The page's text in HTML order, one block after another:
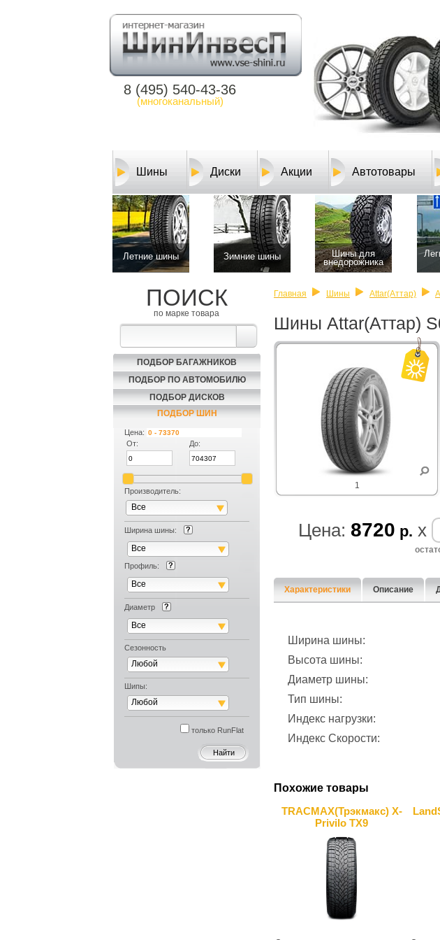
8 (495) 540-43-36
(многоканальный)
Шины Диски Акции Автотовары
Летние шины Зимние шины
Шины для
внедорожника
ПОИСК
по марке товара
ПОДБОР БАГАЖНИКОВ
ПОДБОР ПО АВТОМОБИЛЮ
ПОДБОР ДИСКОВ
ПОДБОР ШИН
Цена:
От:
До:
Производитель:
Все
Ширина шины:
Все
Профиль:
Все
Диаметр
Все
Сезонность
Любой
Шипы:
Любой
только RunFlat
Главная Шины Attar(Аттар)
Шины Attar(Аттар)
1
Цена: 8720 р. x
Характеристики Описание
Ширина шины:
Высота шины:
Диаметр шины:
Тип шины:
Индекс нагрузки:
Индекс Скорости:
Похожие товары
TRACMAX(Трэкмакс) X-
Privilo TX9